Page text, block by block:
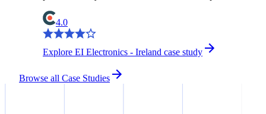
4.0
Explore EI Electronics - Ireland case study
Browse all Case Studies